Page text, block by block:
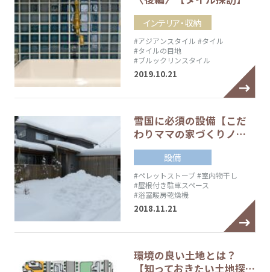
インテリア・収納
#アジアンスタイル #タイル
#タイルの目地
#ブルックリンスタイル
2019.10.21
雪国に必須の設備【こだ
わりママの家づくりノ…
設備
#ペレットストーブ#室内物干し
#屋根付き駐車スペース
#浴室暖房乾燥機
2018.11.21
環境の良い土地とは？
【知っておきたい土地探…